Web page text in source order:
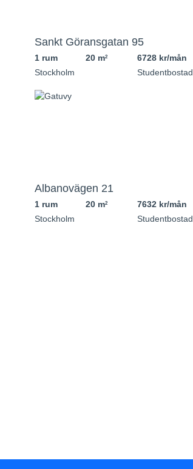
Sankt Göransgatan 95
1 rum 20 m2
6728 kr/mån
Stockholm
Studentbostad
Albanovägen 21
1 rum 20 m2
7632 kr/mån
Stockholm
Studentbostad